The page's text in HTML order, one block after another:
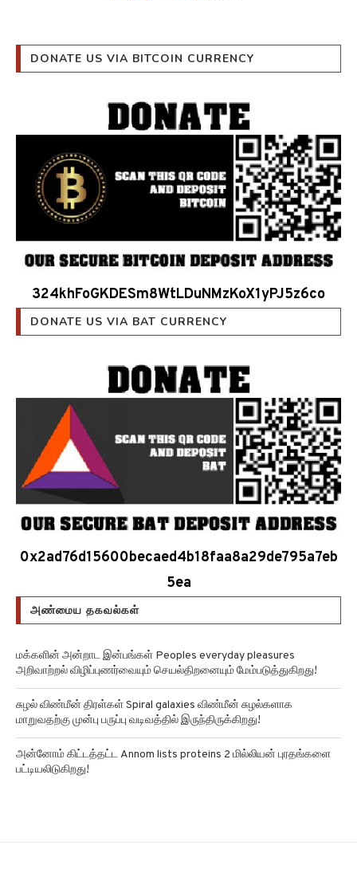
DONATE US VIA BITCOIN CURRENCY
DONATE US VIA BAT CURRENCY
5ea
அண்மைய தகவல்கள்
அறிவாற்றல் விழிப்புணர்வையும் செயல்திறனையும் மேம்படுத்துகிறது!
சுழல் விண்மீன் திரள்கள் Spiral galaxies விண்மீன் சுழல்களாக
மாறுவதற்கு முன்பு பருப்பு வடிவத்தில் இருந்திருக்கிறது!
அன்னோம் கிட்டத்தட்ட Annom lists proteins 2 மில்லியன் புரதங்களை
பட்டியலிடுகிறது!